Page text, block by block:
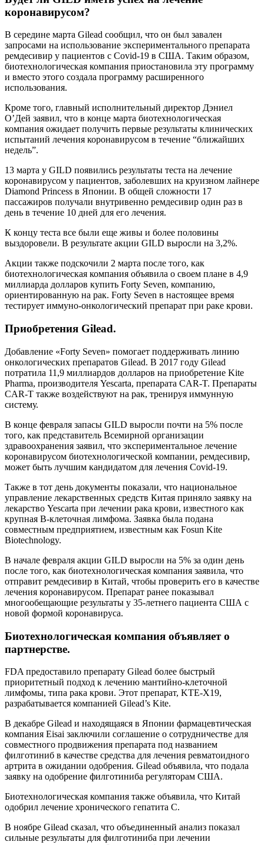
коронавирусом?
В середине марта Gilead сообщил, что он был завален
запросами на использование экспериментального препарата
ремдесивир у пациентов с Covid-19 в США. Таким образом,
биотехнологическая компания приостановила эту программу
и вместо этого создала программу расширенного
использования.
Кроме того, главный исполнительный директор Дэниел
О’Дей заявил, что в конце марта биотехнологическая
компания ожидает получить первые результаты клинических
испытаний лечения коронавирусом в течение “ближайших
недель”.
13 марта у GILD появились результаты теста на лечение
коронавирусом у пациентов, заболевших на круизном лайнере
Diamond Princess в Японии. В общей сложности 17
пассажиров получали внутривенно ремдесивир один раз в
день в течение 10 дней для его лечения.
К концу теста все были еще живы и более половины
выздоровели. В результате акции GILD выросли на 3,2%.
Акции также подскочили 2 марта после того, как
биотехнологическая компания объявила о своем плане в 4,9
миллиарда долларов купить Forty Seven, компанию,
ориентированную на рак. Forty Seven в настоящее время
тестирует иммуно-онкологический препарат при раке крови.
Приобретения Gilead.
Добавление «Forty Seven» помогает поддерживать линию
онкологических препаратов Gilead. В 2017 году Gilead
потратила 11,9 миллиардов долларов на приобретение Kite
Pharma, производителя Yescarta, препарата CAR-T. Препараты
CAR-T также воздействуют на рак, тренируя иммунную
систему.
В конце февраля запасы GILD выросли почти на 5% после
того, как представитель Всемирной организации
здравоохранения заявил, что экспериментальное лечение
коронавирусом биотехнологической компании, ремдесивир,
может быть лучшим кандидатом для лечения Covid-19.
Также в тот день документы показали, что национальное
управление лекарственных средств Китая приняло заявку на
лекарство Yescarta при лечении рака крови, известного как
крупная В-клеточная лимфома. Заявка была подана
совместным предприятием, известным как Fosun Kite
Biotechnology.
В начале февраля акции GILD выросли на 5% за один день
после того, как биотехнологическая компания заявила, что
отправит ремдесивир в Китай, чтобы проверить его в качестве
лечения коронавирусом. Препарат ранее показывал
многообещающие результаты у 35-летнего пациента США с
новой формой коронавируса.
Биотехнологическая компания объявляет о
партнерстве.
FDA предоставило препарату Gilead более быстрый
приоритетный подход к лечению мантийно-клеточной
лимфомы, типа рака крови. Этот препарат, KTE-X19,
разрабатывается компанией Gilead’s Kite.
В декабре Gilead и находящаяся в Японии фармацевтическая
компания Eisai заключили соглашение о сотрудничестве для
совместного продвижения препарата под названием
филготиниб в качестве средства для лечения ревматоидного
артрита в ожидании одобрения. Gilead объявила, что подала
заявку на одобрение филготиниба регуляторам США.
Биотехнологическая компания также объявила, что Китай
одобрил лечение хронического гепатита С.
В ноябре Gilead сказал, что объединенный анализ показал
сильные результаты для филготиниба при лечении